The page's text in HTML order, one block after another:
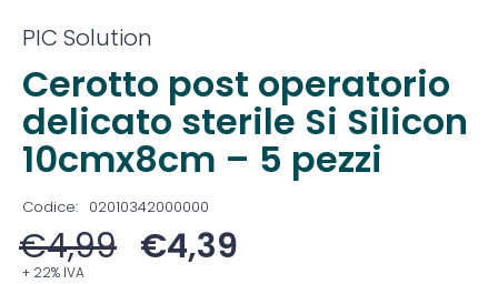
PIC Solution
Cerotto post operatorio
delicato sterile Si Silicon
10cmx8cm – 5 pezzi
Codice: 02010342000000
€4,99 €4,39
+ 22% IVA